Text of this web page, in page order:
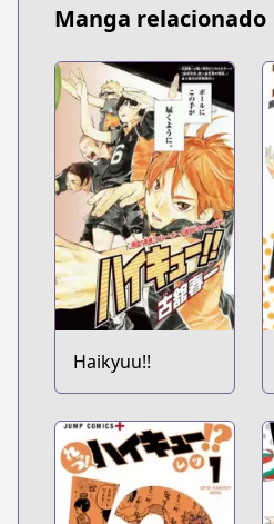
Manga relacionado
Haikyuu!!